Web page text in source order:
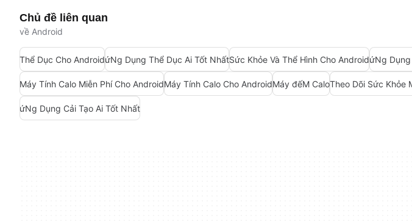
Chủ đề liên quan
về Android
Thể Dục Cho AndroidứNg Dụng Thể Dục Ai Tốt NhấtSức Khỏe Và Thể Hình Cho AndroidứNg
Máy Tính Calo Miễn Phí Cho AndroidMáy Tính Calo Cho AndroidMáy đếM CaloTheo Dõi Sức Khỏe
ứNg Dụng Cải Tạo Ai Tốt Nhất